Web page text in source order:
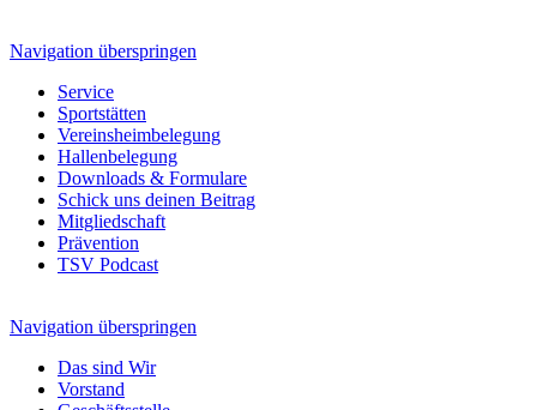
Navigation überspringen
Service
Sportstätten
Vereinsheimbelegung
Hallenbelegung
Downloads & Formulare
Schick uns deinen Beitrag
Mitgliedschaft
Prävention
TSV Podcast
Navigation überspringen
Das sind Wir
Vorstand